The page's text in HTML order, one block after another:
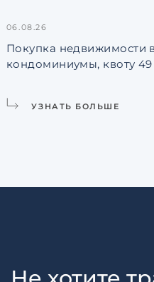
06.08.26
Покупка недвижимости
кондоминиумы, квоту
УЗНАТЬ БОЛЬШЕ